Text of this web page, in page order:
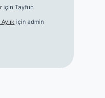
için Tayfun
için admin